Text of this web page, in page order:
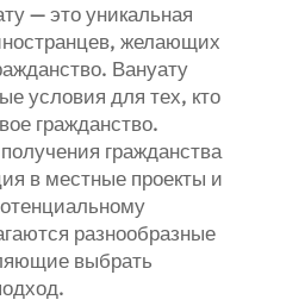
— это уникальная
желающих
Вануату
условия для тех, кто
гражданство.
гражданства
в местные проекты и
разнообразные
выбрать